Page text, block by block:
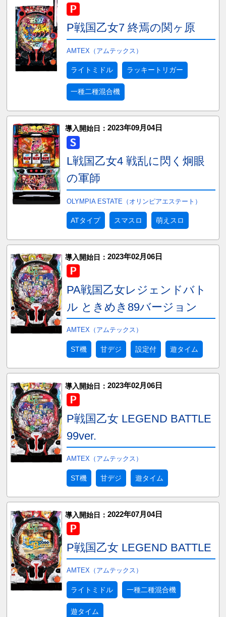
P戦国乙女7 終焉の関ヶ原
AMTEX（アムテックス）
ライトミドル ラッキートリガー
一種二種混合機
導入開始日： 2023年09月04日
L戦国乙女4 戦乱に閃く炯眼
の軍師
OLYMPIA ESTATE（オリンピアエステート）
ATタイプ スマスロ 萌えスロ
導入開始日： 2023年02月06日
PA戦国乙女レジェンドバト
ル ときめき89バージョン
AMTEX（アムテックス）
ST機 甘デジ 設定付 遊タイム
導入開始日： 2023年02月06日
P戦国乙女 LEGEND BATTLE
99ver.
AMTEX（アムテックス）
ST機 甘デジ 遊タイム
導入開始日： 2022年07月04日
P戦国乙女 LEGEND BATTLE
AMTEX（アムテックス）
ライトミドル 一種二種混合機
遊タイム